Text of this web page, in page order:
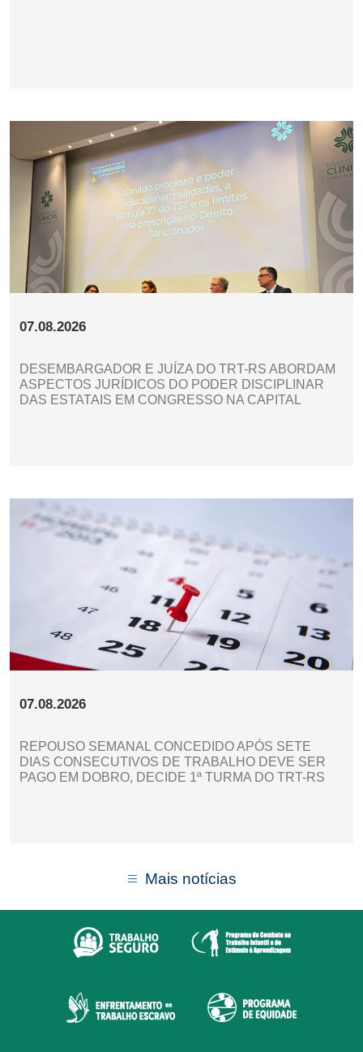
07.08.2026
DESEMBARGADOR E JUÍZA DO TRT-RS ABORDAM
ASPECTOS JURÍDICOS DO PODER DISCIPLINAR
DAS ESTATAIS EM CONGRESSO NA CAPITAL
07.08.2026
REPOUSO SEMANAL CONCEDIDO APÓS SETE
DIAS CONSECUTIVOS DE TRABALHO DEVE SER
PAGO EM DOBRO, DECIDE 1ª TURMA DO TRT-RS
Mais notícias